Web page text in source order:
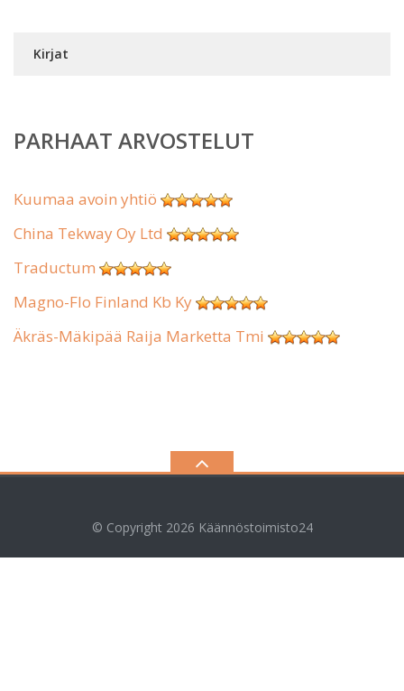
Kirjat
PARHAAT ARVOSTELUT
Kuumaa avoin yhtiö
China Tekway Oy Ltd
Traductum
Magno-Flo Finland Kb Ky
Äkräs-Mäkipää Raija Marketta Tmi
© Copyright 2026 Käännöstoimisto24